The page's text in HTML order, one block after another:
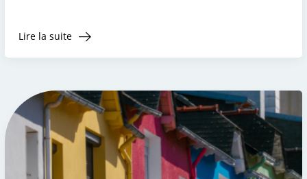
Lire la suite